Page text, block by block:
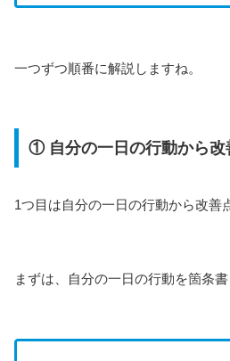
一つずつ順番に解説しますね。
① 自分の一日の行動から改
1つ目は自分の一日の行動から改善
まずは、自分の一日の行動を箇条書